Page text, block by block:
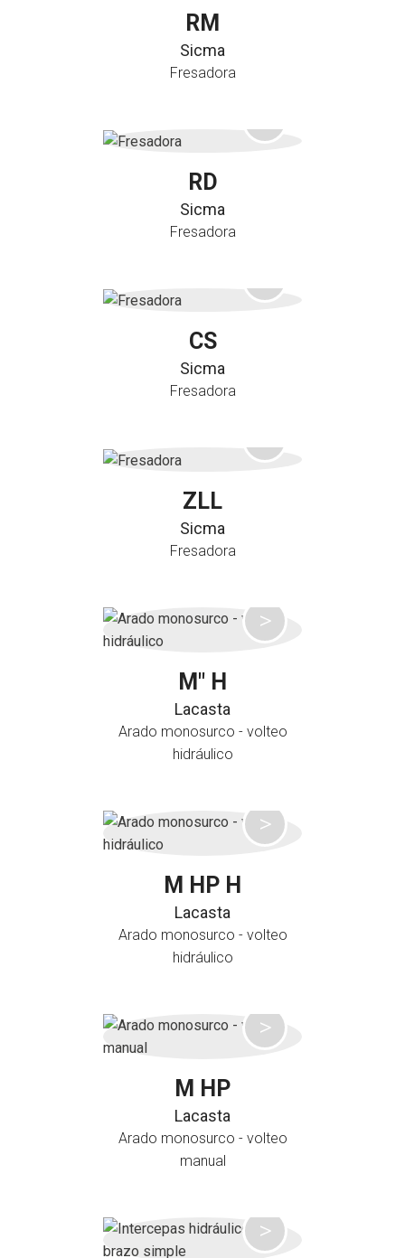
RM
Sicma
Fresadora
RD
Sicma
Fresadora
CS
Sicma
Fresadora
ZLL
Sicma
Fresadora
M" H
Lacasta
Arado monosurco - volteo
hidráulico
M HP H
Lacasta
Arado monosurco - volteo
hidráulico
M HP
Lacasta
Arado monosurco - volteo
manual